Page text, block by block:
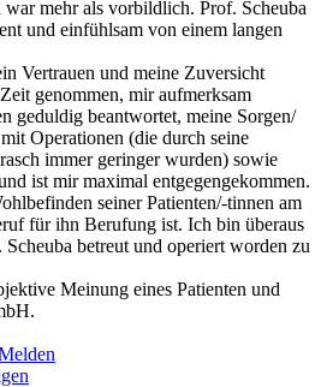
war mehr als vorbildlich. Prof. Scheuba
und einfühlsam von einem langen
Vertrauen und meine Zuversicht
genommen, mir aufmerksam
geduldig beantwortet, meine Sorgen/
Operationen (die durch seine
immer geringer wurden) sowie
ist mir maximal entgegengekommen.
seiner Patienten/-tinnen am
für ihn Berufung ist. Ich bin überaus
betreut und operiert worden zu
Meinung eines Patienten und